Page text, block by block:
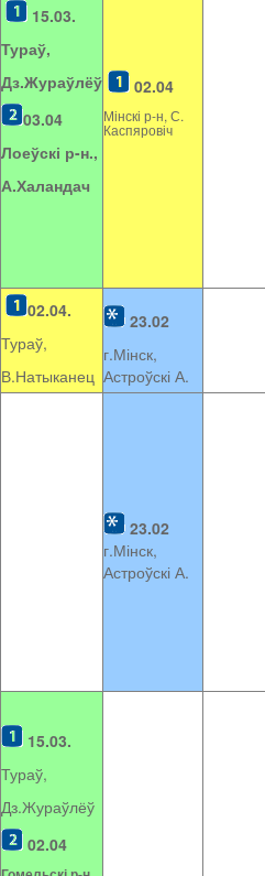
15.03.
Тураў,
Дз.Жураўлёў
03.04
Лоеўскі р-н.,
А.Халандач
02.04
Мінскі р-н, С.
Каспяровіч
02.04.
Тураў,
В.Натыканец
23.02
г.Мінск,
Астроўскі А.
23.02
г.Мінск,
Астроўскі А.
15.03.
Тураў,
Дз.Жураўлёў
02.04